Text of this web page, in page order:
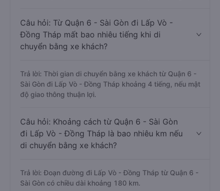
Câu hỏi: Từ Quận 6 - Sài Gòn đi Lấp Vò -
Đồng Tháp mất bao nhiêu tiếng khi di
chuyển bằng xe khách?
Trả lời: Thời gian di chuyển bằng xe khách từ Quận 6 -
Sài Gòn đi Lấp Vò - Đồng Tháp khoảng 4 tiếng, nếu mật
độ giao thông thuận lợi.
Câu hỏi: Khoảng cách từ Quận 6 - Sài Gòn
đi Lấp Vò - Đồng Tháp là bao nhiêu km nếu
di chuyển bằng xe khách?
Trả lời: Đoạn đường đi Lấp Vò - Đồng Tháp từ Quận 6 -
Sài Gòn có chiều dài khoảng 180 km.